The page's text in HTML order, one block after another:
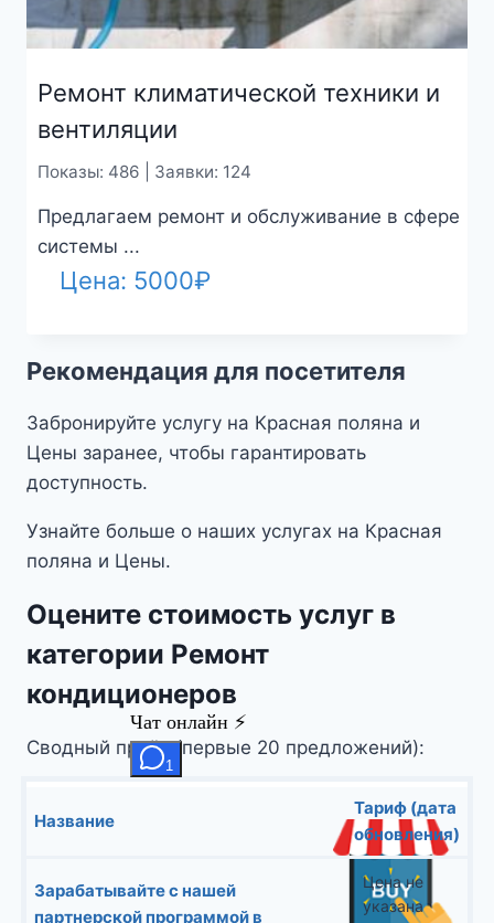
Ремонт климатической техники и
вентиляции
Показы: 486 | Заявки: 124
Предлагаем ремонт и обслуживание в сфере
системы ...
Цена: 5000₽
Рекомендация для посетителя
Забронируйте услугу на Красная поляна и
Цены заранее, чтобы гарантировать
доступность.
Узнайте больше о наших услугах на Красная
поляна и Цены.
Оцените стоимость услуг в
категории Ремонт
кондиционеров
Сводный прайс (первые 20 предложений):
Название
Тариф (дата
обновления)
Зарабатывайте с нашей
партнерской программой в
Цена не
указана